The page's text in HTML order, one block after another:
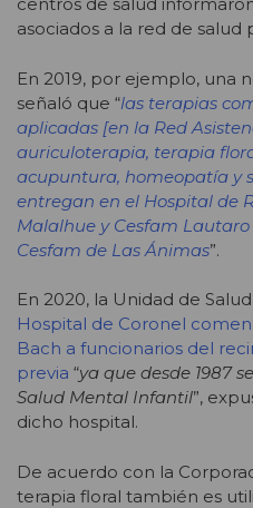
centros de salud
asociados a la red de salud
En 2019, por ejemplo, una
señaló que “las terapias
aplicadas [en la Red
auriculoterapia, terapia
acupuntura, homeopatía y
entregan en el Hospital de
Malalhue y Cesfam
Cesfam de Las Ánimas”.
En 2020, la Unidad de
Hospital de Coronel
Bach a funcionarios del
previa “ya que desde 1987
Salud Mental Infantil”,
dicho hospital.
De acuerdo con la
terapia floral también es